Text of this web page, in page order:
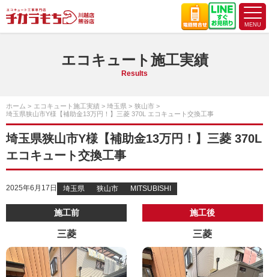
エコキュート施工実績
Results
ホーム エコキュート施工実績 埼玉県
狭山市
埼玉県狭山市Y様【補助金13万円！】三菱 370L エコキュート交換工事
埼玉県狭山市Y様【補助金13万円！】三菱 370L
エコキュート交換工事
2025年6月17日 埼玉県 狭山市 MITSUBISHI
施工前
三菱
施工後
三菱